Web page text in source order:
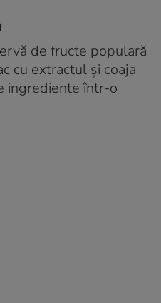
de fructe populară
cu extractul și coaja
ingrediente într-o